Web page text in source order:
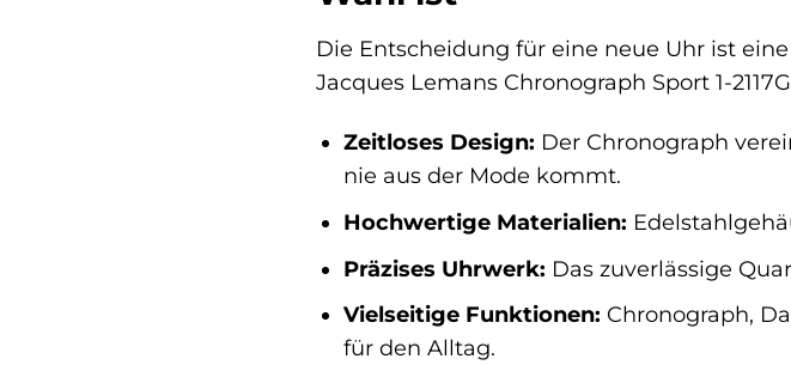
Die Entscheidung für eine neue Uhr ist
Jacques Lemans Chronograph Sport 1-
Zeitloses Design: Der Chronograph
nie aus der Mode kommt.
Hochwertige Materialien:
Präzises Uhrwerk: Das zuverlässige
Vielseitige Funktionen: Chronograph,
für den Alltag.